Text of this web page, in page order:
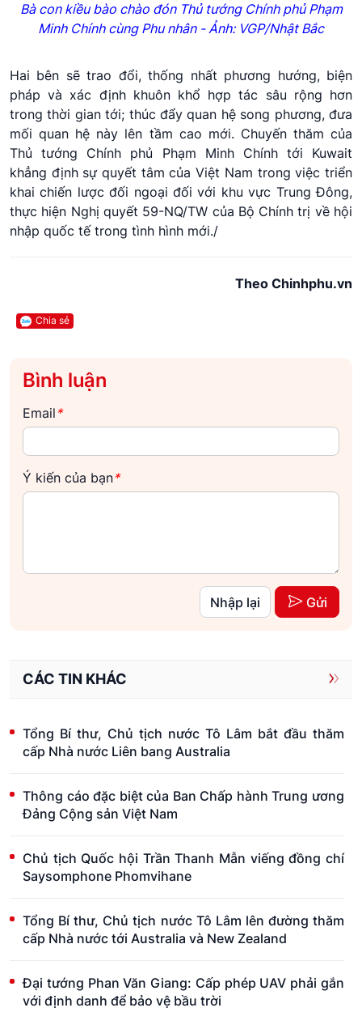
Bà con kiều bào chào đón Thủ tướng Chính phủ Phạm
Minh Chính cùng Phu nhân - Ảnh: VGP/Nhật Bắc
Hai bên sẽ trao đổi, thống nhất phương hướng, biện
pháp và xác định khuôn khổ hợp tác sâu rộng hơn
trong thời gian tới; thúc đẩy quan hệ song phương, đưa
mối quan hệ này lên tầm cao mới. Chuyến thăm của
Thủ tướng Chính phủ Phạm Minh Chính tới Kuwait
khẳng định sự quyết tâm của Việt Nam trong việc triển
khai chiến lược đối ngoại đối với khu vực Trung Đông,
thực hiện Nghị quyết 59-NQ/TW của Bộ Chính trị về hội
nhập quốc tế trong tình hình mới./
Theo Chinhphu.vn
Chia sẻ
Bình luận
Email *
Ý kiến của bạn*
Nhập lại Gửi
CÁC TIN KHÁC
Tổng Bí thư, Chủ tịch nước Tô Lâm bắt đầu thăm
cấp Nhà nước Liên bang Australia
Thông cáo đặc biệt của Ban Chấp hành Trung ương
Đảng Cộng sản Việt Nam
Chủ tịch Quốc hội Trần Thanh Mẫn viếng đồng chí
Saysomphone Phomvihane
Tổng Bí thư, Chủ tịch nước Tô Lâm lên đường thăm
cấp Nhà nước tới Australia và New Zealand
Đại tướng Phan Văn Giang: Cấp phép UAV phải gắn
với định danh để bảo vệ bầu trời